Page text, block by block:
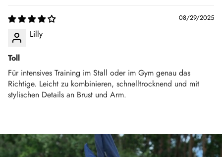
08/29/2025
Lilly
Toll
Für intensives Training im Stall oder im Gym genau das
Richtige. Leicht zu kombinieren, schnelltrocknend und mit
stylischen Details an Brust und Arm.